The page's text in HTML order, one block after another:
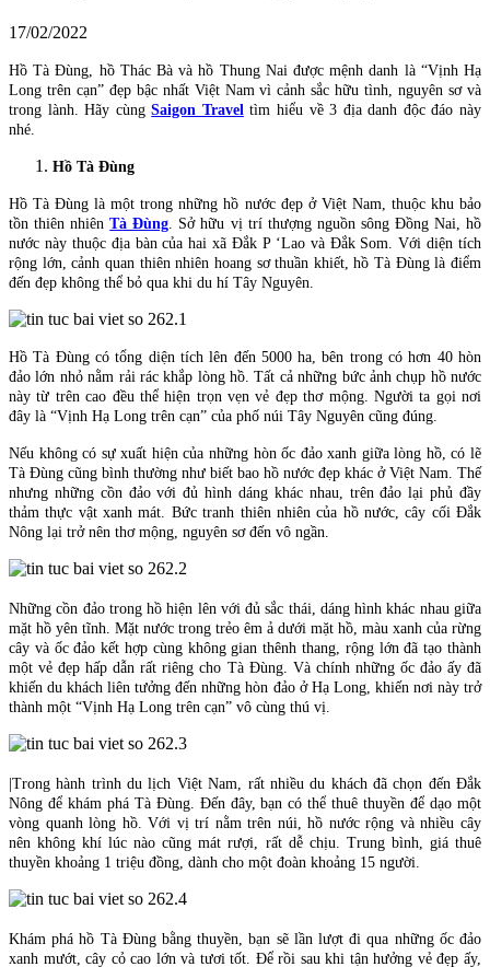
17/02/2022
Hồ Tà Đùng, hồ Thác Bà và hồ Thung Nai được mệnh danh là “Vịnh Hạ
Long trên cạn” đẹp bậc nhất Việt Nam vì cảnh sắc hữu tình, nguyên sơ và
trong lành. Hãy cùngSaigon Travel tìm hiểu về 3 địa danh độc đáo này
nhé.
Hồ Tà Đùng
Hồ Tà Đùng là một trong những hồ nước đẹp ở Việt Nam, thuộc khu bảo
tồn thiên nhiênTà Đùng . Sở hữu vị trí thượng nguồn sông Đồng Nai, hồ
nước này thuộc địa bàn của hai xã Đắk P ‘Lao và Đắk Som. Với diện tích
rộng lớn, cảnh quan thiên nhiên hoang sơ thuần khiết, hồ Tà Đùng là điểm
đến đẹp không thể bỏ qua khi du hí Tây Nguyên.
Hồ Tà Đùng có tổng diện tích lên đến 5000 ha, bên trong có hơn 40 hòn
đảo lớn nhỏ nằm rải rác khắp lòng hồ. Tất cả những bức ảnh chụp hồ nước
này từ trên cao đều thể hiện trọn vẹn vẻ đẹp thơ mộng. Người ta gọi nơi
đây là “Vịnh Hạ Long trên cạn” của phố núi Tây Nguyên cũng đúng.
Nếu không có sự xuất hiện của những hòn ốc đảo xanh giữa lòng hồ, có lẽ
Tà Đùng cũng bình thường như biết bao hồ nước đẹp khác ở Việt Nam. Thế
nhưng những cồn đảo với đủ hình dáng khác nhau, trên đảo lại phủ đầy
thảm thực vật xanh mát. Bức tranh thiên nhiên của hồ nước, cây cối Đắk
Nông lại trở nên thơ mộng, nguyên sơ đến vô ngần.
Những cồn đảo trong hồ hiện lên với đủ sắc thái, dáng hình khác nhau giữa
mặt hồ yên tĩnh. Mặt nước trong trẻo êm ả dưới mặt hồ, màu xanh của rừng
cây và ốc đảo kết hợp cùng không gian thênh thang, rộng lớn đã tạo thành
một vẻ đẹp hấp dẫn rất riêng cho Tà Đùng. Và chính những ốc đảo ấy đã
khiến du khách liên tưởng đến những hòn đảo ở Hạ Long, khiến nơi này trở
thành một “Vịnh Hạ Long trên cạn” vô cùng thú vị.
|Trong hành trình du lịch Việt Nam, rất nhiều du khách đã chọn đến Đắk
Nông để khám phá Tà Đùng. Đến đây, bạn có thể thuê thuyền để dạo một
vòng quanh lòng hồ. Với vị trí nằm trên núi, hồ nước rộng và nhiều cây
nên không khí lúc nào cũng mát rượi, rất dễ chịu. Trung bình, giá thuê
thuyền khoảng 1 triệu đồng, dành cho một đoàn khoảng 15 người.
Khám phá hồ Tà Đùng bằng thuyền, bạn sẽ lần lượt đi qua những ốc đảo
xanh mướt, cây cỏ cao lớn và tươi tốt. Để rồi sau khi tận hưởng vẻ đẹp ấy,